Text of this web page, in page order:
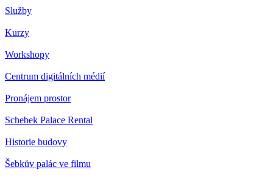
Služby
Kurzy
Workshopy
Centrum digitálních médií
Pronájem prostor
Schebek Palace Rental
Historie budovy
Šebkův palác ve filmu